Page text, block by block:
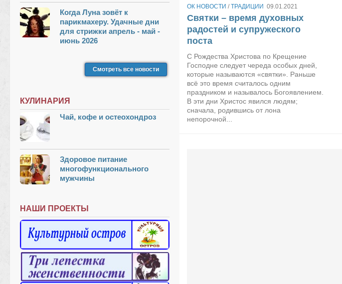
ОК НОВОСТИ /ТРАДИЦИИ 09.01.2021
Святки – время духовных
радостей и супружеского
поста
С Рождества Христова по Крещение
Господне следует череда особых дней,
которые называются «святки». Раньше
всё это время считалось одним
праздником и называлось Богоявлением.
В эти дни Христос явился людям;
сначала, родившись от лона
непорочной...
Когда Луна зовёт к
парикмахеру. Удачные дни
для стрижки апрель - май -
июнь 2026
Смотреть все новости
КУЛИНАРИЯ
Чай, кофе и остеохондроз
Здоровое питание
многофункционального
мужчины
НАШИ ПРОЕКТЫ